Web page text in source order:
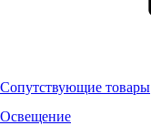
Сопутствующие товары
Освещение